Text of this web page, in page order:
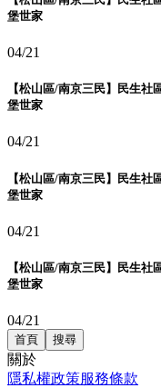
堡世家
04/21
【松山區/南京三民】民生
堡世家
04/21
【松山區/南京三民】民生
堡世家
04/21
【松山區/南京三民】民生
堡世家
04/21
首頁 搜尋
關於
隱私權政策服務條款